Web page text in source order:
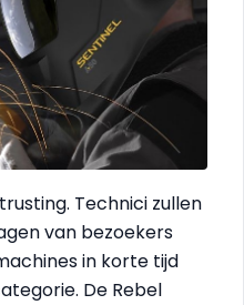
Technici zullen
van bezoekers
in korte tijd
De Rebel